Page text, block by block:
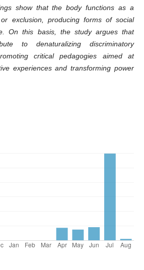
show that the body functions as a
exclusion, producing forms of social
On this basis, the study argues that
to denaturalizing discriminatory
critical pedagogies aimed at
experiences and transforming power